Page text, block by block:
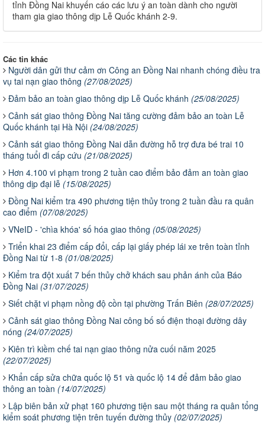
tỉnh Đồng Nai khuyến cáo các lưu ý an toàn dành cho người
tham gia giao thông dịp Lễ Quốc khánh 2-9.
Các tin khác
Người dân gửi thư cảm ơn Công an Đồng Nai nhanh chóng điều tra
vụ tai nạn giao thông (27/08/2025)
Đảm bảo an toàn giao thông dịp Lễ Quốc khánh (25/08/2025)
Cảnh sát giao thông Đồng Nai tăng cường đảm bảo an toàn Lễ
Quốc khánh tại Hà Nội (24/08/2025)
Cảnh sát giao thông Đồng Nai dẫn đường hỗ trợ đưa bé trai 10
tháng tuổi đi cấp cứu (21/08/2025)
Hơn 4.100 vi phạm trong 2 tuần cao điểm bảo đảm an toàn giao
thông dịp đại lễ (15/08/2025)
Đồng Nai kiểm tra 490 phương tiện thủy trong 2 tuần đầu ra quân
cao điểm (07/08/2025)
VNeID - 'chìa khóa' số hóa giao thông (05/08/2025)
Triển khai 23 điểm cấp đổi, cấp lại giấy phép lái xe trên toàn tỉnh
Đồng Nai từ 1-8 (01/08/2025)
Kiểm tra đột xuất 7 bến thủy chở khách sau phản ánh của Báo
Đồng Nai (31/07/2025)
Siết chặt vi phạm nồng độ cồn tại phường Trấn Biên (28/07/2025)
Cảnh sát giao thông Đồng Nai công bố số điện thoại đường dây
nóng (24/07/2025)
Kiên trì kiềm chế tai nạn giao thông nửa cuối năm 2025
(22/07/2025)
Khẩn cấp sửa chữa quốc lộ 51 và quốc lộ 14 để đảm bảo giao
thông an toàn (14/07/2025)
Lập biên bản xử phạt 160 phương tiện sau một tháng ra quân tổng
kiểm soát phương tiện trên tuyến đường thủy (02/07/2025)